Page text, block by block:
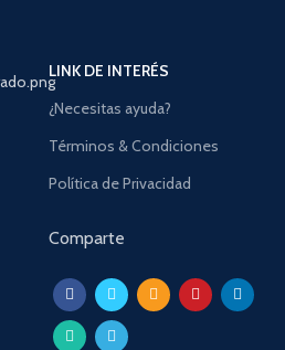
LINK DE INTERÉS
¿Necesitas ayuda?
Términos & Condiciones
Política de Privacidad
Comparte